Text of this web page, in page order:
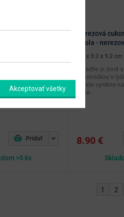
ružovej farbe,
>5 ks
Nerezová
Paola -
9.3 x 9.3 x 9.2 cm
Oslaďte si život
cukorničkou s
skvele vynikne
stole...
8.90 €
1 2
Akceptovať všetky